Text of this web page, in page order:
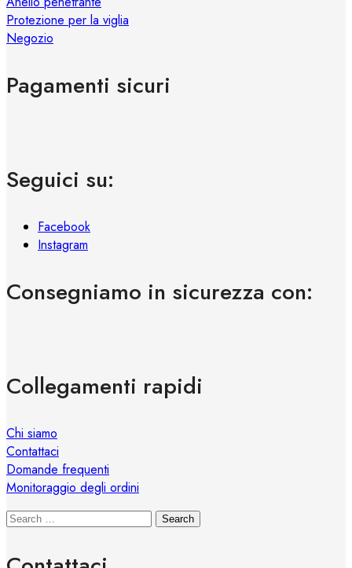
Protezione per la viglia
Negozio
Pagamenti sicuri
Seguici su:
Facebook
Instagram
Consegniamo in sicurezza con:
Collegamenti rapidi
Chi siamo
Contattaci
Domande frequenti
Monitoraggio degli ordini
Search